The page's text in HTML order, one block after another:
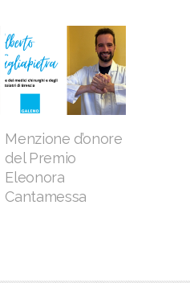
Menzione d’onore
del Premio
Eleonora
Cantamessa